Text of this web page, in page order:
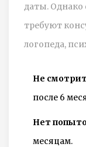
даты.
требуют
логопеда,
Не
после 6
Нет
месяцам.